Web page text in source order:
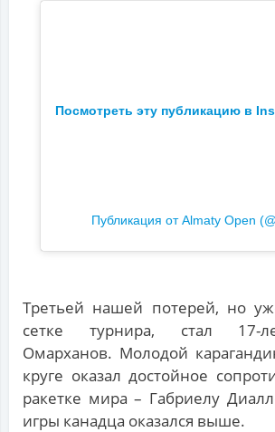
Посмотреть эту публикацию в
Публикация от Almaty Open
Третьей нашей потерей, но
сетке турнира, стал 17-
Омарханов. Молодой
круге оказал достойное
ракетке мира – Габриелу
игры канадца оказался выше.